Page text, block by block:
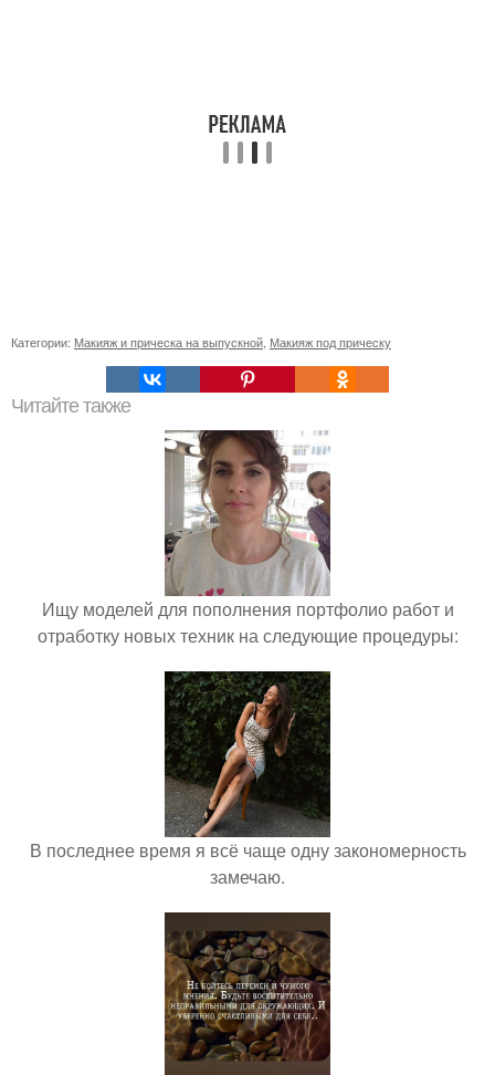
Категории: Макияж и прическа на выпускной, Макияж под прическу
Читайте также
Ищу моделей для пополнения портфолио работ и
отработку новых техник на следующие процедуры:
В последнее время я всё чаще одну закономерность
замечаю.